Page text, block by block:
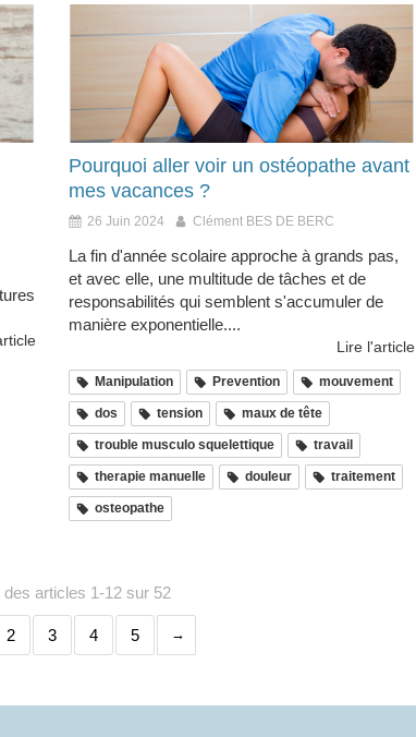
Pourquoi aller voir un ostéopathe avant
mes vacances ?
26 Juin 2024 Clément BES DE BERC
La fin d'année scolaire approche à grands pas,
et avec elle, une multitude de tâches et de
responsabilités qui semblent s'accumuler de
manière exponentielle....
Lire l'article
Manipulation Prevention mouvement
dos tension maux de tête
trouble musculo squelettique travail
therapie manuelle douleur traitement
osteopathe
des articles 1-12 sur 52
2 3 4 5